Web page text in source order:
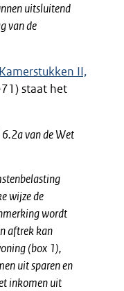
uitsluitend
van de
Kamerstukken II,
staat het
van de Wet
wijze de
wordt
aftrek kan
(box 1),
uit sparen en
inkomen uit